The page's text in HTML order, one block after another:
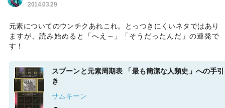
2014.03.29
元素についてのウンチクあれこれ。とっつきにくいネタではあり
ますが、読み始めると「へえ～」「そうだったんだ」の連発で
す！
スプーンと元素周期表 「最も簡潔な人類史」への手引
き
サムキーン